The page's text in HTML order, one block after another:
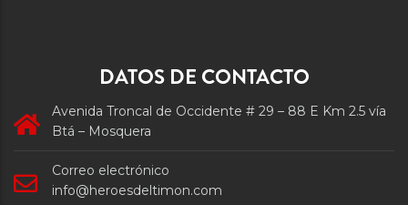
DATOS DE CONTACTO
Avenida Troncal de Occidente # 29 – 88 E Km 2.5 vía
Btá – Mosquera
Correo electrónico
info@heroesdeltimon.com